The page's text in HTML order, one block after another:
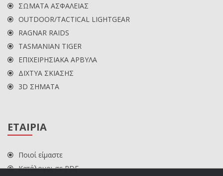
ΣΩΜΑΤΑ ΑΣΦΑΛΕΙΑΣ
OUTDOOR/TACTICAL LIGHTGEAR
RAGNAR RAIDS
TASMANIAN TIGER
ΕΠΙΧΕΙΡΗΣΙΑΚΑ ΑΡΒΥΛΑ
ΔΙΧΤΥΑ ΣΚΙΑΣΗΣ
3D ΣΗΜΑΤΑ
ΕΤΑΙΡΙΑ
Ποιοί είμαστε
Κατάλογοι σε PDF